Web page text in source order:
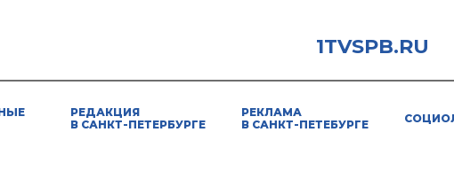
1TVSPB.RU
РЕДАКЦИЯ
В САНКТ-ПЕТЕРБУРГЕ
РЕКЛАМА
В САНКТ-ПЕТЕБУРГЕ